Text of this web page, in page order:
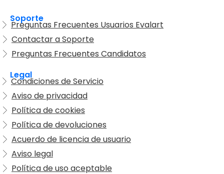
Soporte
Preguntas Frecuentes Usuarios Evalart
Contactar a Soporte
Preguntas Frecuentes Candidatos
Legal
Condiciones de Servicio
Aviso de privacidad
Política de cookies
Política de devoluciones
Acuerdo de licencia de usuario
Aviso legal
Política de uso aceptable